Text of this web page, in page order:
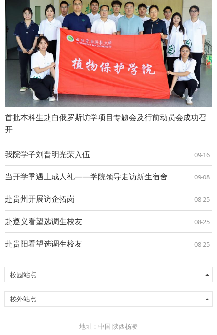
首批本科生赴白俄罗斯访学项目专题会及行前动员会成功召
开
我院学子刘晋明光荣入伍 09-16
当开学季遇上成人礼——学院领导走访新生宿舍 09-08
赴贵州开展访企拓岗 08-25
赴遵义看望选调生校友 08-25
赴贵阳看望选调生校友 08-25
校园站点
校外站点
地址：中国 陕西杨凌